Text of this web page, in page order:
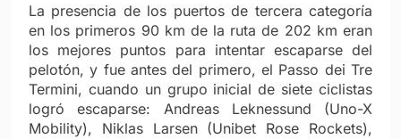
La presencia de los puertos de tercera categoría
en los primeros 90 km de la ruta de 202 km eran
los mejores puntos para intentar escaparse del
pelotón, y fue antes del primero, el Passo dei Tre
Termini, cuando un grupo inicial de siete ciclistas
logró escaparse: Andreas Leknessund (Uno-X
Mobility), Niklas Larsen (Unibet Rose Rockets),